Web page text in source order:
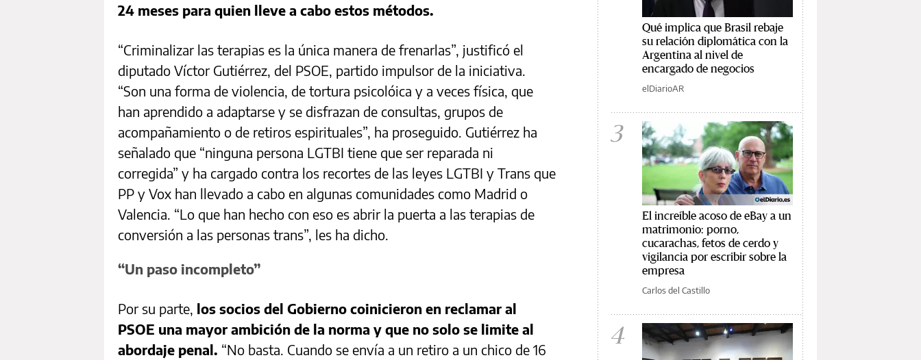
24 meses para quien lleve a cabo estos métodos.
“Criminalizar las terapias es la única manera de frenarlas”, justificó el
diputado Víctor Gutiérrez, del PSOE, partido impulsor de la iniciativa.
“Son una forma de violencia, de tortura psicolóica y a veces física, que
han aprendido a adaptarse y se disfrazan de consultas, grupos de
acompañamiento o de retiros espirituales”, ha proseguido. Gutiérrez ha
señalado que “ninguna persona LGTBI tiene que ser reparada ni
corregida” y ha cargado contra los recortes de las leyes LGTBI y Trans que
PP y Vox han llevado a cabo en algunas comunidades como Madrid o
Valencia. “Lo que han hecho con eso es abrir la puerta a las terapias de
conversión a las personas trans”, les ha dicho.
“Un paso incompleto”
Por su parte, los socios del Gobierno coinicieron en reclamar al
PSOE una mayor ambición de la norma y que no solo se limite al
abordaje penal. “No basta. Cuando se envía a un retiro a un chico de 16
Qué implica que Brasil rebaje
su relación diplomática con la
Argentina al nivel de
encargado de negocios
elDiarioAR
3
El increíble acoso de eBay a un
matrimonio: porno,
cucarachas, fetos de cerdo y
vigilancia por escribir sobre la
empresa
Carlos del Castillo
4